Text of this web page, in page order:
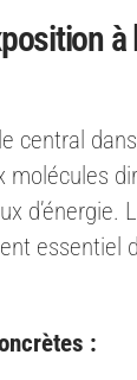
central
molécules
d’énergie.
essentiel
: